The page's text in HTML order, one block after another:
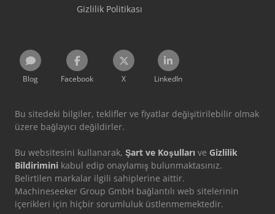
Gizlilik Politikası
Blog Facebook X LinkedIn
Bu sitedeki bilgiler, teklifler ve fiyatlar değişitirilebilir olmak
üzere bağlayıcı değildirler.
Bu websitesini kullanarak, Şart ve Koşulları ve Gizlilik
Bildirimini kabul edip onaylamış bulunmaktasınız.
Belirtilen markalar ilgili sahiplerine aittir.
Machineseeker Group GmbH bağlantılı web sitelerinin
içerikleri için hiçbir sorumluluk üstlenmemektedir.